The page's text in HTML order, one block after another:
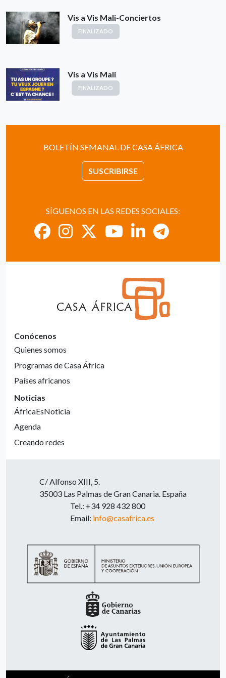
Vis a Vis Mali-Conciertos
FINALIZADO
Vis a Vis Mali
FINALIZADO
BOLETÍN SEMANAL DE CASA ÁFRICA
SUSCRIBIRSE
SÍGUENOS EN LAS REDES SOCIALES:
Conócenos
Quienes somos
Programas de Casa África
Países africanos
Noticias
ÁfricaEsNoticia
Agenda
Creando redes
C/ Alfonso XIII, 5.
35003 Las Palmas de Gran Canaria. España
Tel.: +34 928 432 800
Email: info@casafrica.es